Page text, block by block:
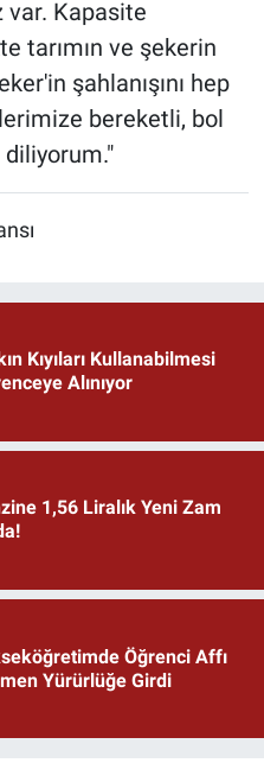
Kapasite
tarımın ve şekerin
şahlanışını hep
bereketli, bol
diliyorum."
Kıyıları Kullanabilmesi
Alınıyor
1,56 Liralık Yeni Zam
Öğrenci Affı
Yürürlüğe Girdi